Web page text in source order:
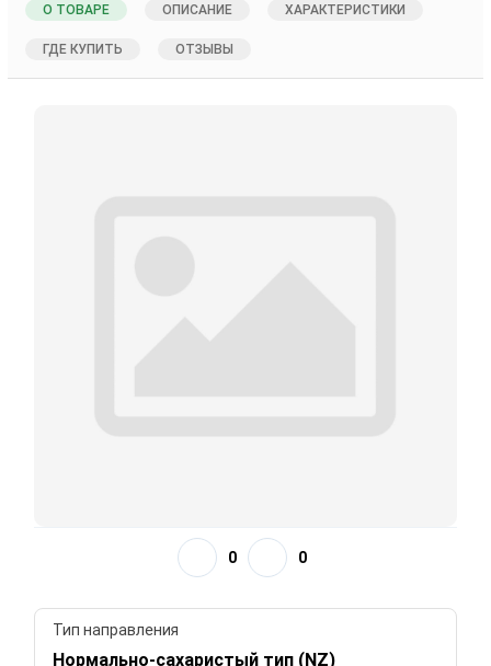
О ТОВАРЕ ОПИСАНИЕ ХАРАКТЕРИСТИКИ
ГДЕ КУПИТЬ ОТЗЫВЫ
0 0
Тип направления
Нормально-сахаристый тип (NZ)